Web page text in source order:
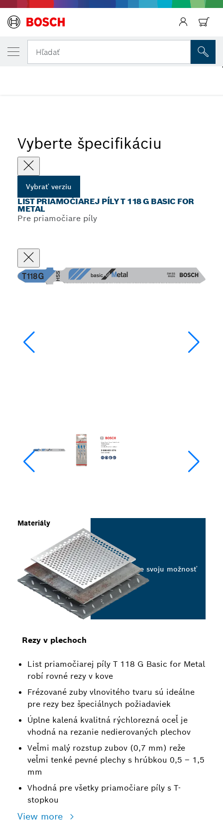
Hľadať
Vyberte špecifikáciu
Vybrať verziu
LIST PRIAMOČIAREJ PÍLY T 118 G BASIC FOR
METAL
Pre priamočiare píly
Rezy v plechoch
List priamočiarej píly T 118 G Basic for Metal
robí rovné rezy v kove
Frézované zuby vlnovitého tvaru sú ideálne
pre rezy bez špeciálnych požiadaviek
Úplne kalená kvalitná rýchlorezná oceľ je
vhodná na rezanie nedierovaných plechov
Veľmi malý rozstup zubov (0,7 mm) reže
veľmi tenké pevné plechy s hrúbkou 0,5 – 1,5
mm
Vhodná pre všetky priamočiare píly s T-
stopkou
View more
Materiály
Vyberte svoju možnosť
VYBRANÁ VERZIA
List priamočiarej píly T 118 G Basic for